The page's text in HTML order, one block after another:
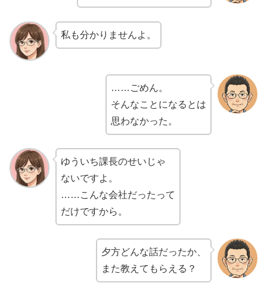
私も分かりませんよ。
……ごめん。
そんなことになるとは
思わなかった。
ゆういち課長のせいじゃ
ないですよ。
……こんな会社だったって
だけですから。
夕方どんな話だったか、
また教えてもらえる？